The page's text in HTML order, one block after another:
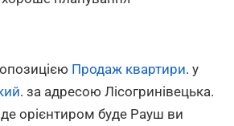
Продаж квартири. у
. за адресою Лісогринівецька.
де орієнтиром буде Рауш ви